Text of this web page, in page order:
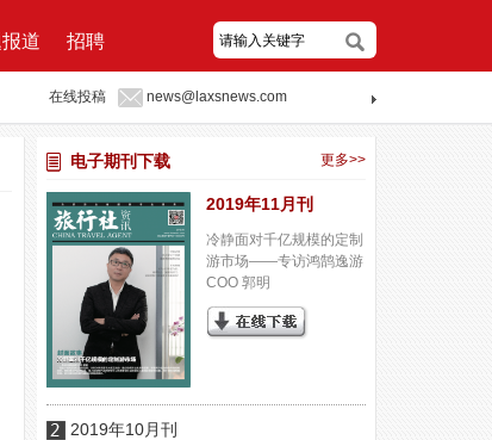
道 招聘
在线投稿 news@laxsnews.com
更多>>
电子期刊下载
2019年11月刊
冷静面对千亿规模的定制
游市场——专访鸿鹄逸游
COO 郭明
2019年10月刊